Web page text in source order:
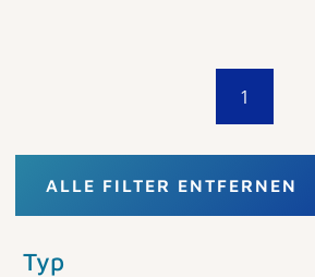
1
ALLE FILTER ENTFERNEN
Typ